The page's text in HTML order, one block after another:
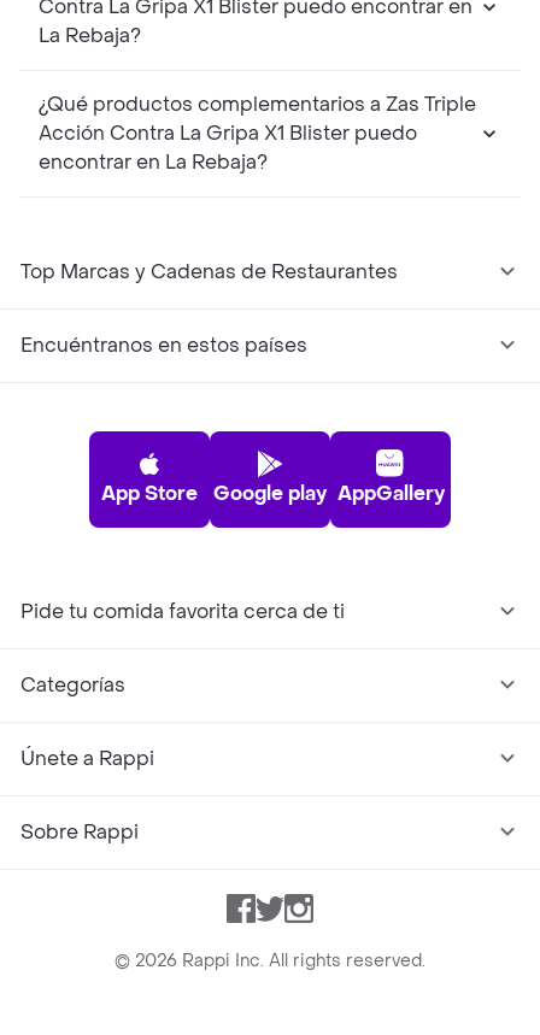
Contra La Gripa X1 Blister puedo encontrar en
La Rebaja?
¿Qué productos complementarios a Zas Triple
Acción Contra La Gripa X1 Blister puedo
encontrar en La Rebaja?
Top Marcas y Cadenas de Restaurantes
Encuéntranos en estos países
App Store Google play AppGallery
Pide tu comida favorita cerca de ti
Categorías
Únete a Rappi
Sobre Rappi
Facebook
TwitterInstagram
© 2026 Rappi Inc. All rights reserved.